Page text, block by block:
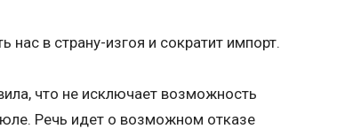
в страну-изгоя и сократит импорт.
что не исключает возможность
Речь идет о возможном отказе